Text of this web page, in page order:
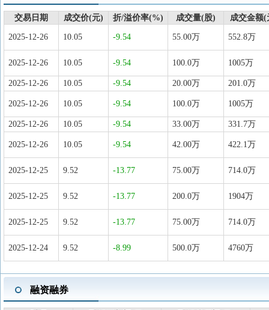
交易日期 成交价(元) 折/溢价率(%) 成交量(股) 成交金额(
2025-12-26 10.05 -9.54 55.00万 552.8万
2025-12-26 10.05 -9.54 100.0万 1005万
2025-12-26 10.05 -9.54 20.00万 201.0万
2025-12-26 10.05 -9.54 100.0万 1005万
2025-12-26 10.05 -9.54 33.00万 331.7万
2025-12-26 10.05 -9.54 42.00万 422.1万
2025-12-25 9.52 -13.77 75.00万 714.0万
2025-12-25 9.52 -13.77 200.0万 1904万
2025-12-25 9.52 -13.77 75.00万 714.0万
2025-12-24 9.52 -8.99 500.0万 4760万
融资融券